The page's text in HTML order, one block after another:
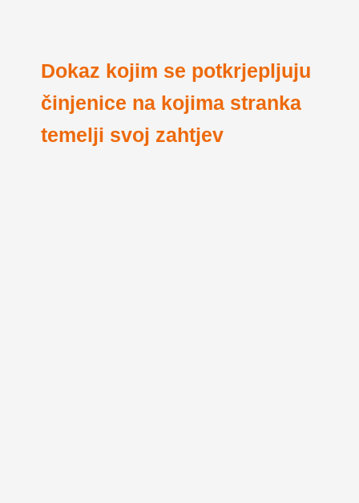
Dokaz kojim se potkrjepljuju
činjenice na kojima stranka
temelji svoj zahtjev